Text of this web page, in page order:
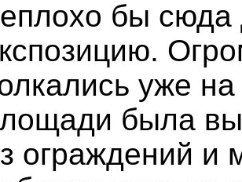
бы сюда
уже
была
ограждений и